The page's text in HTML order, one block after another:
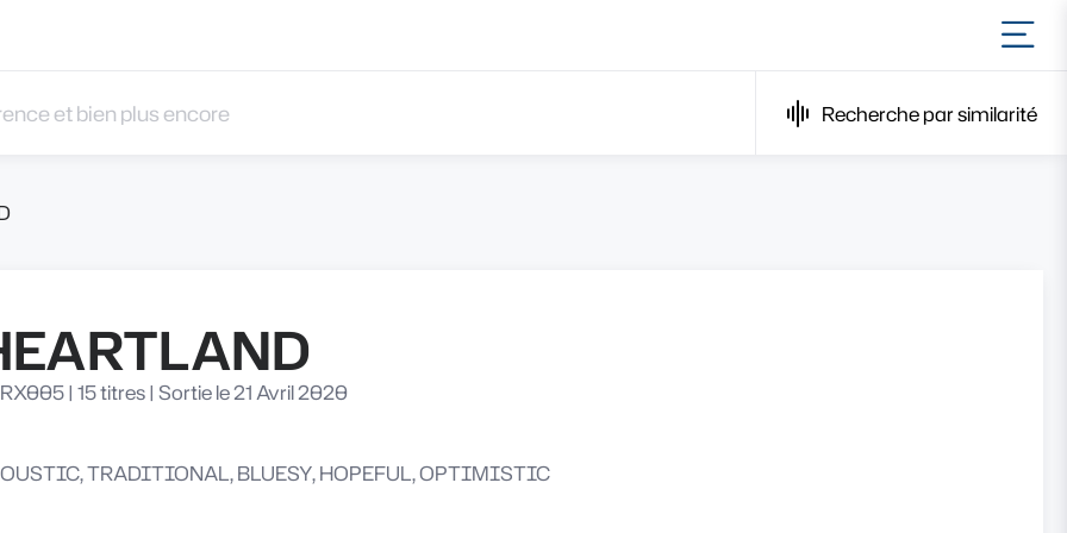
Recherche par similarité
| 15 titres| Sortie le 21 Avril 2020
TRADITIONAL, BLUESY, HOPEFUL, OPTIMISTIC